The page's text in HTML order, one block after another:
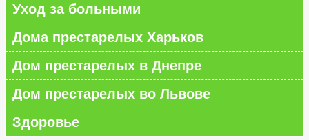
Уход за больными
Дома престарелых Харьков
Дом престарелых в Днепре
Дом престарелых во Львове
Здоровье